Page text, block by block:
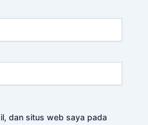
dan situs web saya pada